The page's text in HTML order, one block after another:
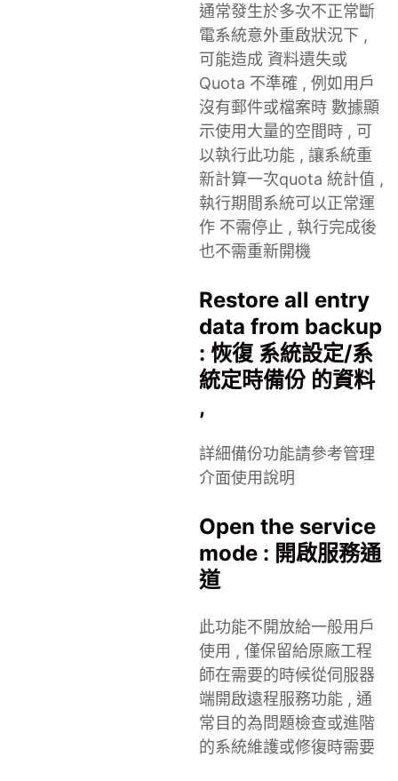
通常發生於多次不正常斷
電系統意外重啟狀況下 ,
可能造成 資料遺失或
Quota 不準確 , 例如用戶
沒有郵件或檔案時 數據顯
示使用大量的空間時 , 可
以執行此功能 , 讓系統重
新計算一次quota 統計值 ,
執行期間系統可以正常運
作 不需停止 , 執行完成後
也不需重新開機
Restore all entry
data from backup
: 恢復 系統設定/系
統定時備份 的資料
,
詳細備份功能請參考管理
介面使用說明
Open the service
mode : 開啟服務通
道
此功能不開放給一般用戶
使用 , 僅保留給原廠工程
師在需要的時候從伺服器
端開啟遠程服務功能 , 通
常目的為問題檢查或進階
的系統維護或修復時需要